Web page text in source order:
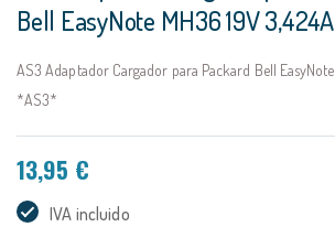
de
galería
de
Bell EasyNote MH36 19V
AS3 Adaptador Cargador para Packard Bell EasyNote
*AS3*
13,95 €
IVA incluido